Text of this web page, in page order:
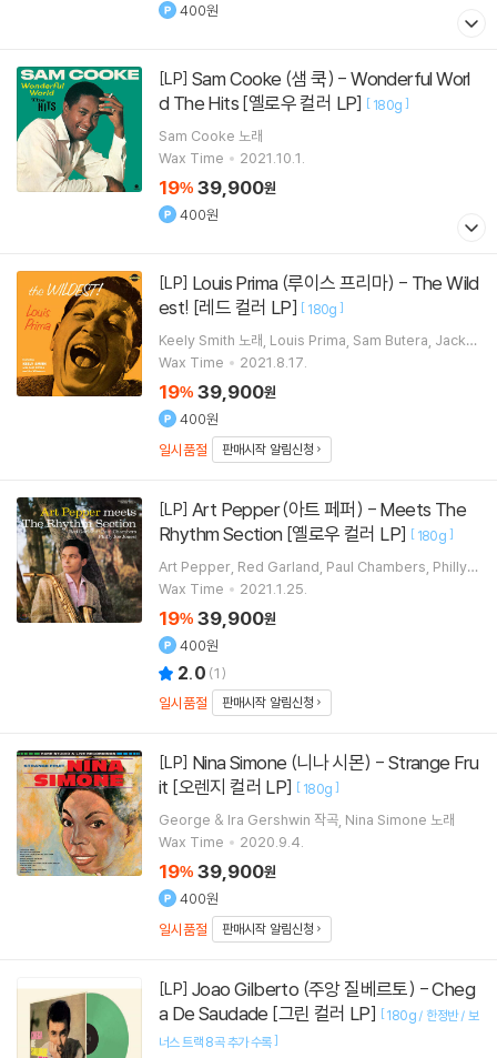
400원
[LP]
d The Hits [옐로우 컬러 LP] [ 180g ]
Sam Cooke 노래
Wax Time
2021.10.1.
19% 39,900원
400원
[LP]
est! [레드 컬러 LP] [ 180g ]
Keely Smith 노래 Louis Prima Sam Butera Jack
Marshall연주 외 3명
Wax Time 2021.8.17.
19% 39,900원
400원
일시품절
판매시작 알림신청
[LP]
Rhythm Section [옐로우 컬러 LP] [ 180g ]
Art Pepper Red Garland Paul Chambers Philly J
oe Jones연주
Wax Time 2021.1.25.
19% 39,900원
400원
2.0 (1)
일시품절
판매시작 알림신청
[LP]
it [오렌지 컬러 LP] [ 180g ]
George & Ira Gershwin 작곡 Nina Simone 노래
Wax Time
2020.9.4.
19% 39,900원
400원
일시품절
판매시작 알림신청
[LP]
a De Saudade [그린 컬러 LP] [180g / 한정반 / 보
너스 트랙 8곡 추가 수록]